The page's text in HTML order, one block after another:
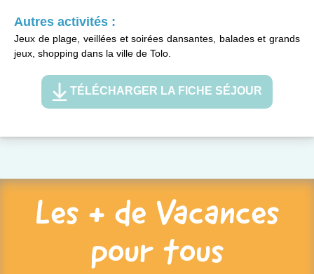
Autres activités :
Jeux de plage, veillées et soirées dansantes, balades et grands
jeux, shopping dans la ville de Tolo.
TÉLÉCHARGER LA FICHE SÉJOUR
Les + de Vacances
pour tous